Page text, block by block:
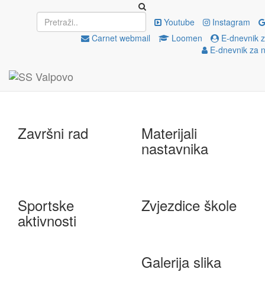
Youtube
Instagram
Carnet webmail
Loomen
E-dnevnik
E-dnevnik za
Upisi EU projekti
e-Škole
Završni rad Materijali
nastavnika
Sportske
aktivnosti
Zvjezdice škole
Galerija slika